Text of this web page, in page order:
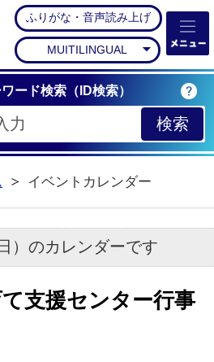
石岡市公式ホームペー
ふりがな・音声読み上げ
MUITILINGUAL
ード検索（ID検索）
イベントカレンダー
）のカレンダーです
支援センター行事